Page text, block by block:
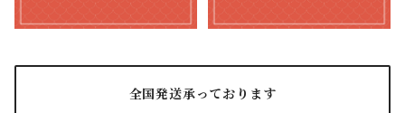
全国発送承っております